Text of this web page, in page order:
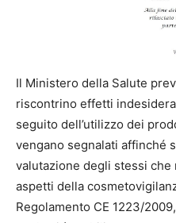
Il Ministero della Salute
riscontrino effetti
seguito dell’utilizzo dei
vengano segnalati affinché
valutazione degli stessi
aspetti della
Regolamento CE 1223/